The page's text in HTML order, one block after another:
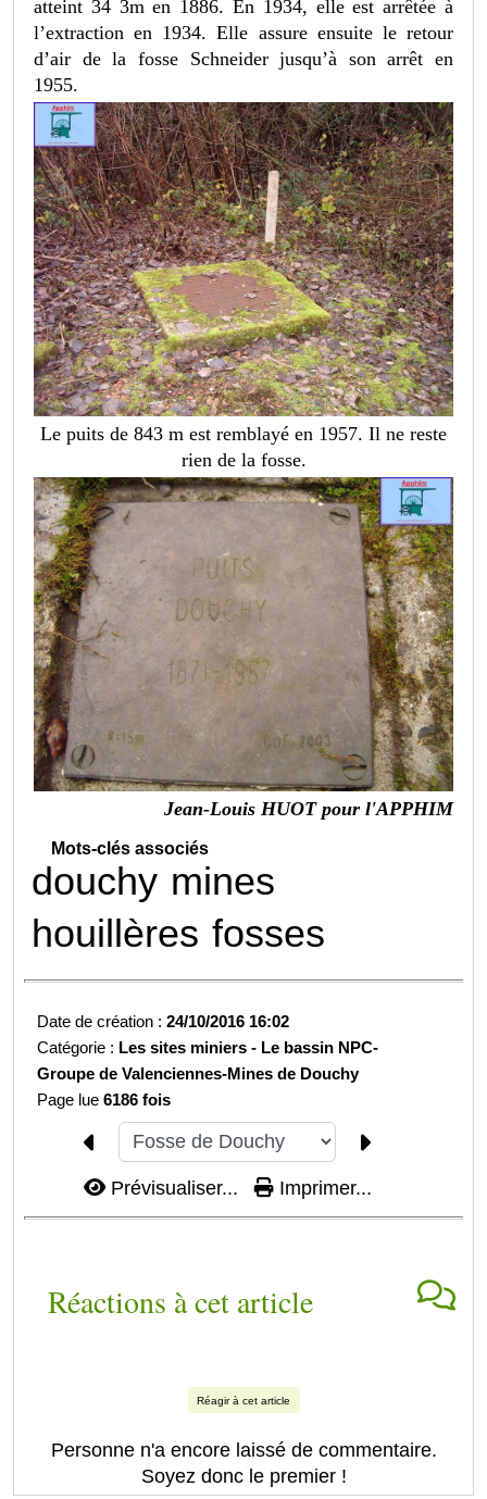
atteint 34 3m en 1886. En 1934, elle est arrêtée à
l’extraction en 1934. Elle assure ensuite le retour
d’air de la fosse Schneider jusqu’à son arrêt en
1955.
Le puits de 843 m est remblayé en 1957. Il ne reste
rien de la fosse.
Jean-Louis HUOT pour l'APPHIM
Mots-clés associés
douchy mines
houillères fosses
Date de création :24/10/2016 16:02
Catégorie : Les sites miniers - Le bassin NPC-
Groupe de Valenciennes-Mines de Douchy
Page lue6186 fois
Prévisualiser... Imprimer...
Réactions à cet article
Réagir à cet article
Personne n'a encore laissé de commentaire.
Soyez donc le premier !